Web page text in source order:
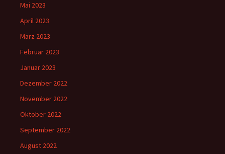
Mai 2023
April 2023
März 2023
Februar 2023
Januar 2023
Dezember 2022
November 2022
Oktober 2022
September 2022
August 2022